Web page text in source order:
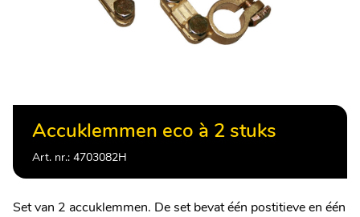
Accuklemmen eco à 2 stuks
Art. nr.: 4703082H
Set van 2 accuklemmen. De set bevat één postitieve en één